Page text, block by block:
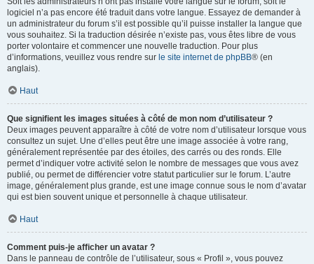
logiciel n’a pas encore été traduit dans votre langue. Essayez de demander à
un administrateur du forum s’il est possible qu’il puisse installer la langue que
vous souhaitez. Si la traduction désirée n’existe pas, vous êtes libre de vous
porter volontaire et commencer une nouvelle traduction. Pour plus
d’informations, veuillez vous rendre sur le site internet de phpBB® (en
anglais).
Haut
Que signifient les images situées à côté de mon nom d’utilisateur ?
Deux images peuvent apparaître à côté de votre nom d’utilisateur lorsque vous
consultez un sujet. Une d’elles peut être une image associée à votre rang,
généralement représentée par des étoiles, des carrés ou des ronds. Elle
permet d’indiquer votre activité selon le nombre de messages que vous avez
publié, ou permet de différencier votre statut particulier sur le forum. L’autre
image, généralement plus grande, est une image connue sous le nom d’avatar
qui est bien souvent unique et personnelle à chaque utilisateur.
Haut
Comment puis-je afficher un avatar ?
Dans le panneau de contrôle de l’utilisateur, sous « Profil », vous pouvez